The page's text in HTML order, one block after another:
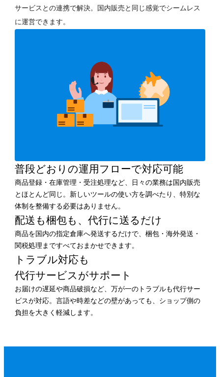
サービスとの連携で解決。国内販売と同じ感覚でシームレス
に運営できます。
普段どおりの運用フローで対応可能
商品登録・在庫管理・受注処理など、日々の業務は国内販売
とほとんど同じ。新しいツールの使い方を調べたり、特別な
体制を整備する必要はありません。
配送も梱包も、代行に送るだけ
商品を国内の指定倉庫へ発送するだけで、梱包・海外発送・
関税処理まですべておまかせできます。
トラブル対応も
代行サービスがサポート
お届けの遅延や商品破損など、万が一のトラブルも代行サー
ビスが対応。言語や時差などの壁があっても、ショップ側の
負担を大きく軽減します。